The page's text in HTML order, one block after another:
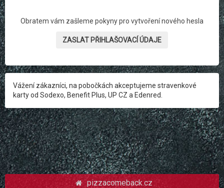
Obratem vám zašleme pokyny pro vytvoření nového hesla
Vážení zákazníci, na pobočkách akceptujeme stravenkové
karty od Sodexo, Benefit Plus, UP CZ a Edenred.
pizzacomeback.cz